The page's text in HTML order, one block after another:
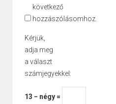
következő
hozzászólásomhoz.
Kérjük,
adja meg
a választ
számjegyekkel:
13 − négy =